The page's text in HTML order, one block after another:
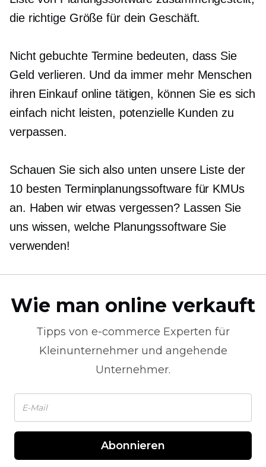
die richtige Größe für dein Geschäft.
Nicht gebuchte Termine bedeuten, dass Sie
Geld verlieren. Und da immer mehr Menschen
ihren Einkauf online tätigen, können Sie es sich
einfach nicht leisten, potenzielle Kunden zu
verpassen.
Schauen Sie sich also unten unsere Liste der
10 besten Terminplanungssoftware für KMUs
an. Haben wir etwas vergessen? Lassen Sie
uns wissen, welche Planungssoftware Sie
verwenden!
Wie man online verkauft
Tipps von e-commerce Experten für
Kleinunternehmer und angehende
Unternehmer.
Abonnieren